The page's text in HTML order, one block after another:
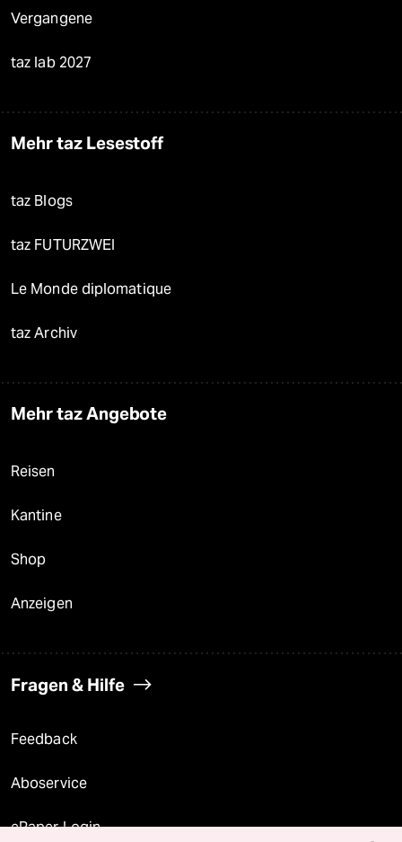
Vergangene
taz lab 2027
Mehr taz Lesestoff
taz Blogs
taz FUTURZWEI
Le Monde diplomatique
taz Archiv
Mehr taz Angebote
Reisen
Kantine
Shop
Anzeigen
Fragen & Hilfe
Feedback
Aboservice
ePaper Login